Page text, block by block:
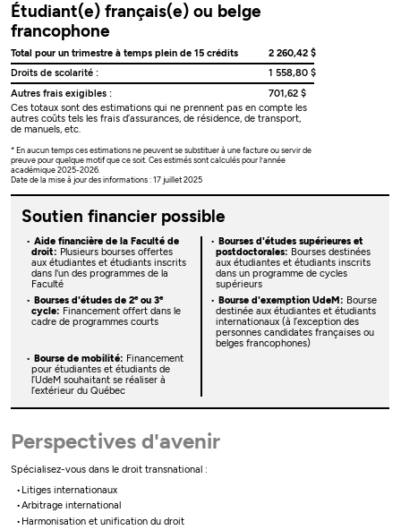
Étudiant(e) français(e) ou belge
francophone
Total pour un trimestre à temps plein de 15 crédits
2 260,42 $
Droits de scolarité :
1 558,80 $
Autres frais exigibles :
701,62 $
Ces totaux sont des estimations qui ne prennent pas en compte les
autres coûts tels les frais d’assurances, de résidence, de transport,
de manuels, etc.
* En aucun temps ces estimations ne peuvent se substituer à une facture ou servir de
preuve pour quelque motif que ce soit. Ces estimés sont calculés pour l’année
académique 2025-2026.
Date de la mise à jour des informations : 17 juillet 2025
Soutien financier possible
Aide financière de la Faculté de
droit: Plusieurs bourses offertes
aux étudiantes et étudiants inscrits
dans l'un des programmes de la
Faculté
Bourses d'études supérieures et
postdoctorales: Bourses destinées
aux étudiantes et étudiants inscrits
dans un programme de cycles
supérieurs
Bourses d'études de 2eou 3e
cycle: Financement offert dans le
cadre de programmes courts
Bourse d'exemption UdeM: Bourse
destinée aux étudiantes et étudiants
internationaux (à l’exception des
personnes candidates françaises ou
belges francophones)
Bourse de mobilité: Financement
pour étudiantes et étudiants de
l’UdeM souhaitant se réaliser à
l’extérieur du Québec
Perspectives d'avenir
Spécialisez-vous dans le droit transnational :
Litiges internationaux
Arbitrage international
Harmonisation et unification du droit